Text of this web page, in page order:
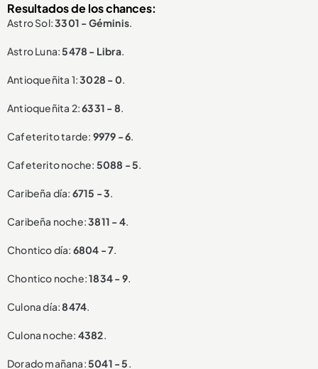
Resultados de los chances:
Astro Sol:3301 - Géminis.
Astro Luna:5478 - Libra.
Antioqueñita 1:3028 - 0.
Antioqueñita 2:6331 - 8.
Cafeterito tarde: 9979 - 6.
Cafeterito noche: 5088 - 5.
Caribeña día: 6715 - 3.
Caribeña noche:3811 - 4.
Chontico día: 6804 - 7.
Chontico noche:1834 - 9.
Culona día:8474.
Culona noche: 4382.
Dorado mañana:5041 - 5.